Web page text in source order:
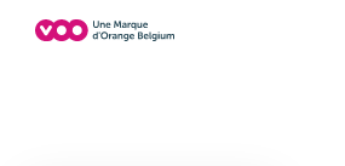
Voir